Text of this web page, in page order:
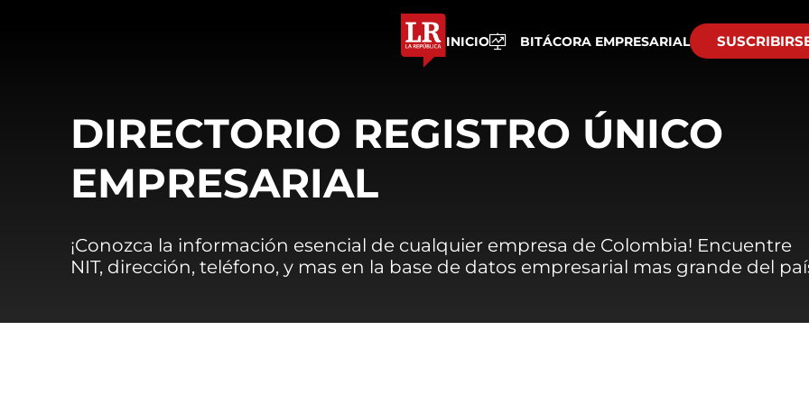
INICIO BITÁCORA EMPRESARIAL
DIRECTORIO REGISTRO ÚNICO
EMPRESARIAL
¡Conozca la información esencial de cualquier empresa de Colombia! Encuentre
NIT, dirección, teléfono, y mas en la base de datos empresarial mas grande del